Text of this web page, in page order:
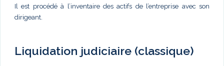
Il est procédé à l’inventaire des actifs de l’entreprise avec son
dirigeant.
Liquidation judiciaire (classique)